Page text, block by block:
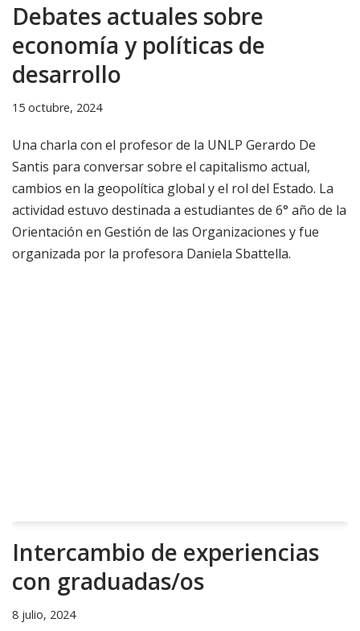
Debates actuales sobre
economía y políticas de
desarrollo
15 octubre, 2024
Una charla con el profesor de la UNLP Gerardo De
Santis para conversar sobre el capitalismo actual,
cambios en la geopolítica global y el rol del Estado. La
actividad estuvo destinada a estudiantes de 6° año de la
Orientación en Gestión de las Organizaciones y fue
organizada por la profesora Daniela Sbattella.
Intercambio de experiencias
con graduadas/os
8 julio, 2024